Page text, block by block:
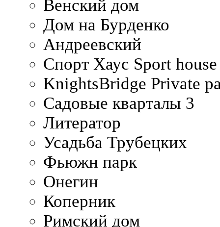
Венский дом
Дом на Бурденко
Андреевский
Спорт Хаус Sport house
KnightsBridge Private
Садовые кварталы 3
Литератор
Усадьба Трубецких
Фьюжн парк
Онегин
Коперник
Римский дом